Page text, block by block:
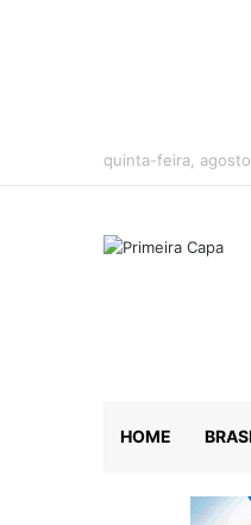
quinta-feira,
HOME